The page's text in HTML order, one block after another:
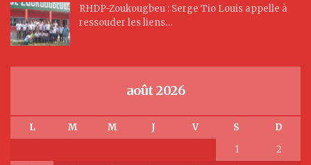
RHDP-Zoukougbeu : Serge Tio Louis appelle à
ressouder les liens…
août 2026
L M M J V S
D
1
2